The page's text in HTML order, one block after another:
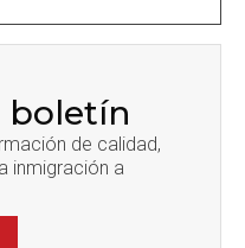
boletín
de calidad,
inmigración a